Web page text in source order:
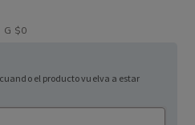
G $0
el producto vuelva a estar